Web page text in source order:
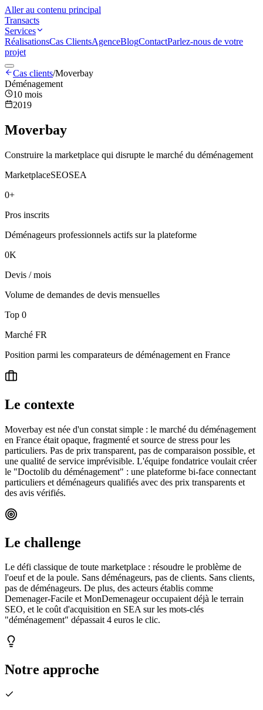
Aller au contenu principal
Transacts
Services
RéalisationsCas ClientsAgenceBlogContactParlez-nous de votre
projet
Cas clients/Moverbay
Déménagement
10 mois
2019
Moverbay
Construire la marketplace qui disrupte le marché du déménagement
MarketplaceSEOSEA
0+
Pros inscrits
Déménageurs professionnels actifs sur la plateforme
0K
Devis / mois
Volume de demandes de devis mensuelles
Top 0
Marché FR
Position parmi les comparateurs de déménagement en France
Le contexte
Moverbay est née d'un constat simple : le marché du déménagement
en France était opaque, fragmenté et source de stress pour les
particuliers. Pas de prix transparent, pas de comparaison possible, et
une qualité de service imprévisible. L'équipe fondatrice voulait créer
le "Doctolib du déménagement" : une plateforme bi-face connectant
particuliers et déménageurs qualifiés avec des prix transparents et
des avis vérifiés.
Le challenge
Le défi classique de toute marketplace : résoudre le problème de
l'oeuf et de la poule. Sans déménageurs, pas de clients. Sans clients,
pas de déménageurs. De plus, des acteurs établis comme
Demenager-Facile et MonDemenageur occupaient déjà le terrain
SEO, et le coût d'acquisition en SEA sur les mots-clés
"déménagement" dépassait 4 euros le clic.
Notre approche